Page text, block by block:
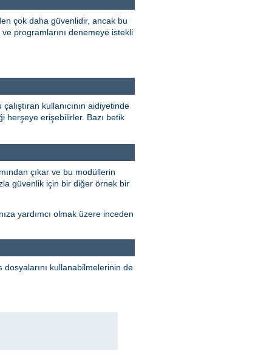
çok daha güvenlidir, ancak bu
programlarını denemeye istekli
kullanıcının aidiyetinde
herşeye erişebilirler. Bazı betik
çıkar ve bu modüllerin
güvenlik için bir diğer örnek bir
yardımcı olmak üzere inceden
dosyalarını kullanabilmelerinin de